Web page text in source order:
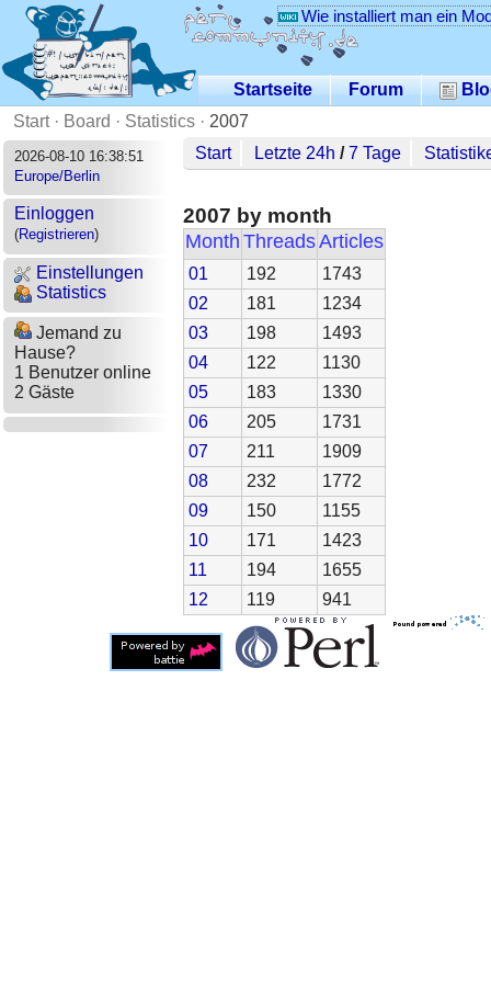
Wie installiert man ein
Startseite Forum
Start· Board · Statistics · 2007
2026-08-10 16:38:51
Europe/Berlin
Einloggen
(Registrieren)
Einstellungen
Statistics
Jemand zu
Hause?
1 Benutzer online
2 Gäste
Start Letzte 24h /7 Tage
2007 by month
Month ThreadsArticles
01 192
1743
02
181
1234
03
198
1493
04
122
1130
05
183
1330
06
205
1731
07
211
1909
08
232
1772
09
150
1155
10
171
1423
11
194
1655
12
119 941